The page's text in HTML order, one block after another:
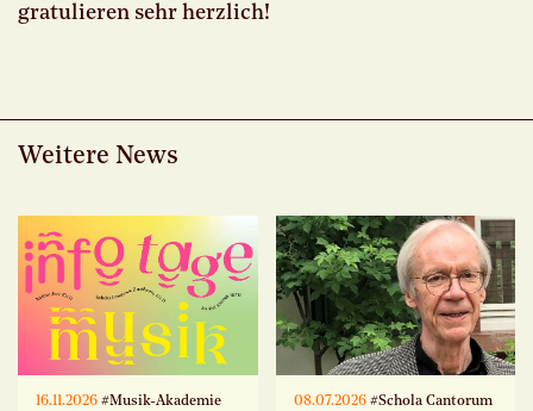
gratulieren sehr herzlich!
Weitere News
16.11.2026 #Musik-Akademie 08.07.2026#Schola Cantorum